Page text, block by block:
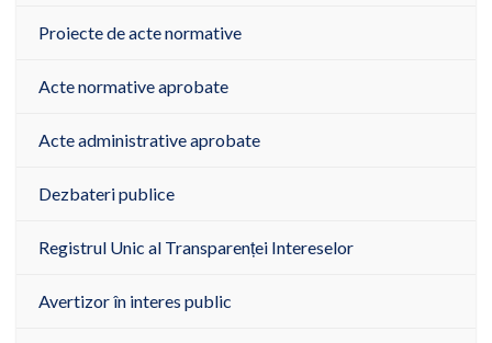
Proiecte de acte normative
Acte normative aprobate
Acte administrative aprobate
Dezbateri publice
Registrul Unic al Transparenței Intereselor
Avertizor în interes public